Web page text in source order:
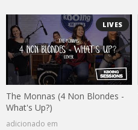
LIVES
The Monnas (4 Non Blondes -
What's Up?)
adicionado em